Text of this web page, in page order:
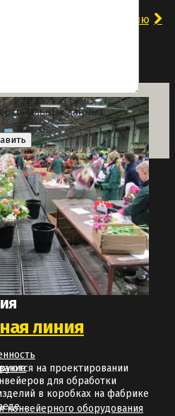
Перейти к решению
линия
на проектировании
для обработки
в коробках на фабрике
данных
оборудования